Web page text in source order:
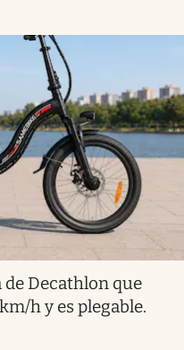
Decathlon que
h y es plegable.